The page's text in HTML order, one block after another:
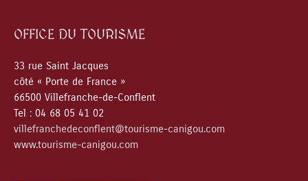
OFFICE DU TOURISME
33 rue Saint Jacques
côté « Porte de France »
66500 Villefranche-de-Conflent
Tel : 04 68 05 41 02
villefranchedeconflent@tourisme-canigou.com
www.tourisme-canigou.com